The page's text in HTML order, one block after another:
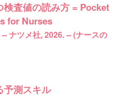
査値の読み方 = Pocket
for Nurses
ナツメ社, 2026. -- (ナースの
予測スキル